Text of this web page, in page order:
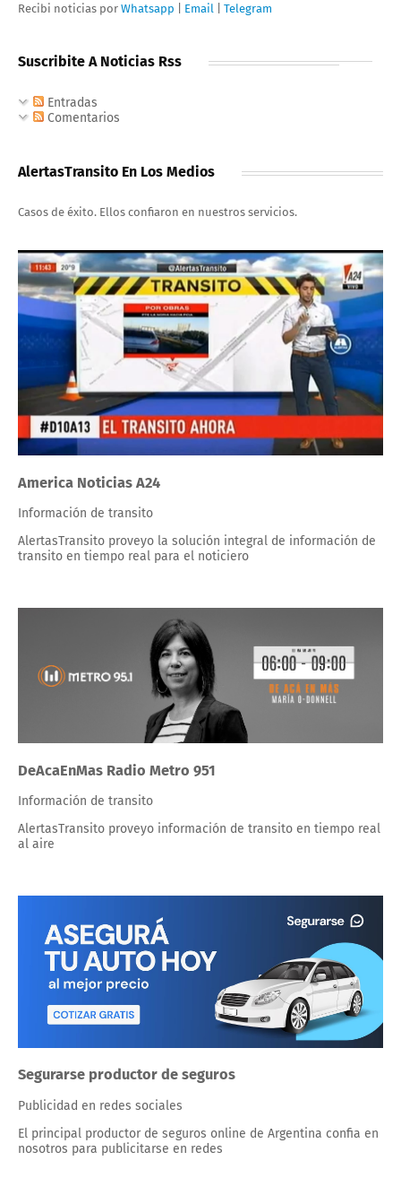
Recibi noticias por Whatsapp Email Telegram
Suscribite A Noticias Rss
Entradas
Comentarios
AlertasTransito En Los Medios
Casos de éxito. Ellos confiaron en nuestros servicios.
America Noticias A24
Información de transito
AlertasTransito proveyo la solución integral de información de
transito en tiempo real para el noticiero
DeAcaEnMas Radio Metro 951
Información de transito
AlertasTransito proveyo información de transito en tiempo real
al aire
Segurarse productor de seguros
Publicidad en redes sociales
El principal productor de seguros online de Argentina confia en
nosotros para publicitarse en redes